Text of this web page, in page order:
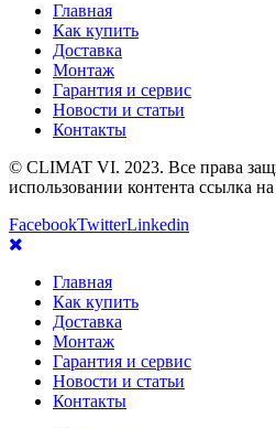
Главная
Как купить
Доставка
Монтаж
Гарантия и сервис
Новости и статьи
Контакты
© CLIMAT VI. 2023. Все права
использовании контента ссылка
FacebookTwitterLinkedin
Главная
Как купить
Доставка
Монтаж
Гарантия и сервис
Новости и статьи
Контакты